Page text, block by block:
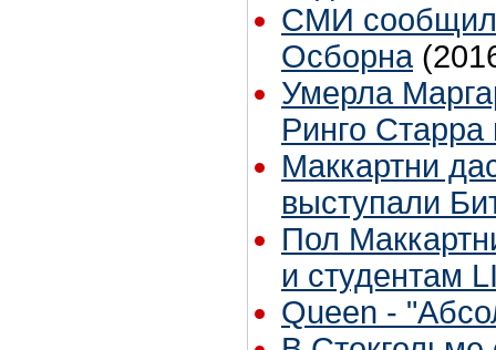
СМИ
Осборна
Умерла
Ринго
Маккартни
выступали
Пол
и студентам
Queen -